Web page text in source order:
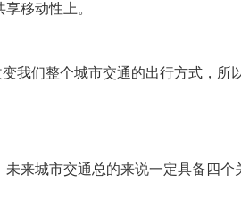
移动性上。
我们整个城市交通的出行方式，所
来城市交通总的来说一定具备四个